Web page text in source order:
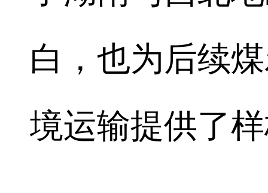
白，也为后续
境运输提供了